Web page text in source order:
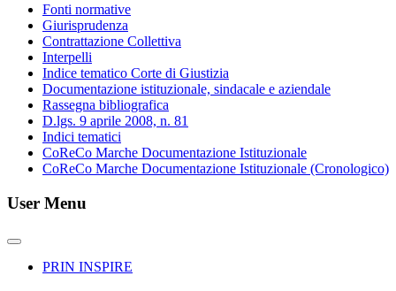
Fonti normative
Giurisprudenza
Contrattazione Collettiva
Interpelli
Indice tematico Corte di Giustizia
Documentazione istituzionale, sindacale e aziendale
Rassegna bibliografica
D.lgs. 9 aprile 2008, n. 81
Indici tematici
CoReCo Marche Documentazione Istituzionale
CoReCo Marche Documentazione Istituzionale (Cronologico)
User Menu
PRIN INSPIRE